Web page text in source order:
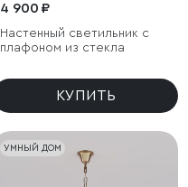
4 900 ₽
Настенный светильник с
плафоном из стекла
КУПИТЬ
УМНЫЙ ДОМ